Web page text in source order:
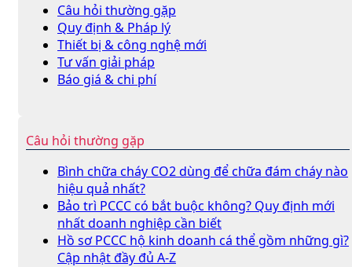
Câu hỏi thường gặp
Quy định & Pháp lý
Thiết bị & công nghệ mới
Tư vấn giải pháp
Báo giá & chi phí
Câu hỏi thường gặp
Bình chữa cháy CO2 dùng để chữa đám cháy nào
hiệu quả nhất?
Bảo trì PCCC có bắt buộc không? Quy định mới
nhất doanh nghiệp cần biết
Hồ sơ PCCC hộ kinh doanh cá thể gồm những gì?
Cập nhật đầy đủ A-Z